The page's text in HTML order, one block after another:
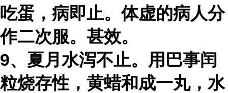
吃蛋，病即止。体虚的病人分
作二次服。甚效。
9、夏月水泻不止。用巴事闰
粒烧存性，黄蜡和成一丸，水